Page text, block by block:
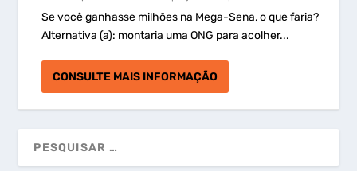
Se você ganhasse milhões na Mega-Sena, o que faria?
Alternativa (a): montaria uma ONG para acolher...
CONSULTE MAIS INFORMAÇÃO